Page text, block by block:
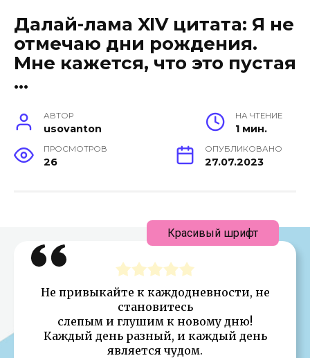
Далай-лама XIV цитата: Я не
отмечаю дни рождения.
Мне кажется, что это пустая
…
АВТОР
usovanton
НА ЧТЕНИЕ
1 мин.
ПРОСМОТРОВ
26
ОПУБЛИКОВАНО
27.07.2023
Не привыкайте к каждодневности, не
становитесь
слепым и глушим к новому дню!
Каждый день разный, и каждый день
является чудом.
Красивый шрифт